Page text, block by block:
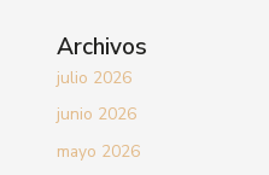
Archivos
julio 2026
junio 2026
mayo 2026